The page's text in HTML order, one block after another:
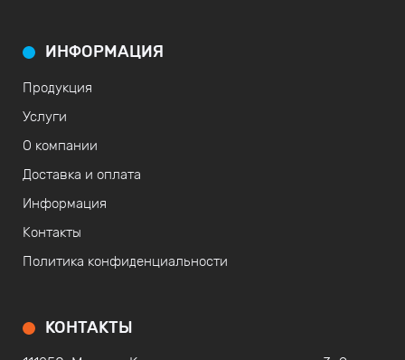
ИНФОРМАЦИЯ
Продукция
Услуги
О компании
Доставка и оплата
Информация
Контакты
Политика конфиденциальности
КОНТАКТЫ